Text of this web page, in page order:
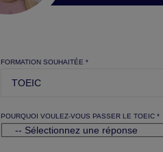
FORMATION SOUHAITÉE *
POURQUOI VOULEZ-VOUS PASSER LE TOEIC *